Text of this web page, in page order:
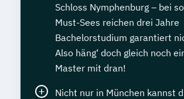
Schloss Nymphenburg – bei
Must-Sees reichen drei Jahre
Bachelorstudium garantiert
Also häng‘ doch gleich noch
Master mit dran!
Nicht nur in München kannst